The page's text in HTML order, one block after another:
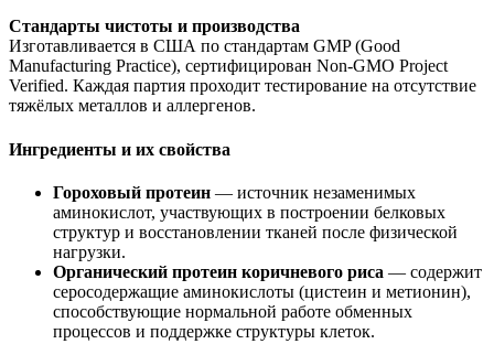
Стандарты чистоты и производства
Изготавливается в США по стандартам GMP (Good
Manufacturing Practice), сертифицирован Non-GMO Project
Verified. Каждая партия проходит тестирование на отсутствие
тяжёлых металлов и аллергенов.
Ингредиенты и их свойства
Гороховый протеин — источник незаменимых
аминокислот, участвующих в построении белковых
структур и восстановлении тканей после физической
нагрузки.
Органический протеин коричневого риса — содержит
серосодержащие аминокислоты (цистеин и метионин),
способствующие нормальной работе обменных
процессов и поддержке структуры клеток.